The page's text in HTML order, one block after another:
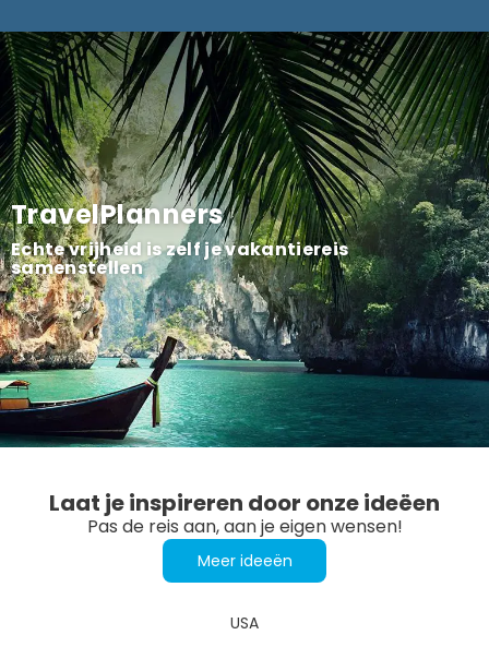
TravelPlanners
Echte vrijheid is zelf je vakantiereis
samenstellen
Laat je inspireren door onze ideëen
Pas de reis aan, aan je eigen wensen!
Meer ideeën
USA